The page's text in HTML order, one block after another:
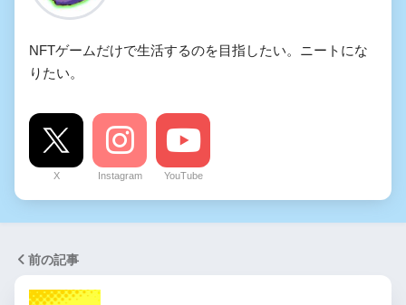
NFTゲームだけで生活するのを目指したい。ニートにな
りたい。
X Instagram YouTube
前の記事